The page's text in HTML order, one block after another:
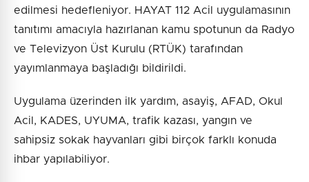
edilmesi hedefleniyor. HAYAT 112 Acil uygulamasının
tanıtımı amacıyla hazırlanan kamu spotunun da Radyo
ve Televizyon Üst Kurulu (RTÜK) tarafından
yayımlanmaya başladığı bildirildi.
Uygulama üzerinden ilk yardım, asayiş, AFAD, Okul
Acil, KADES, UYUMA, trafik kazası, yangın ve
sahipsiz sokak hayvanları gibi birçok farklı konuda
ihbar yapılabiliyor.